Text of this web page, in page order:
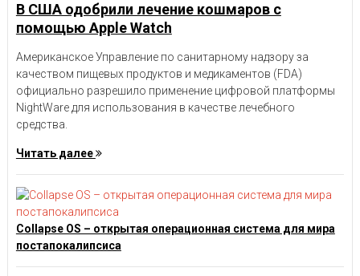
В США одобрили лечение кошмаров с
помощью Apple Watch
Американское Управление по санитарному надзору за
качеством пищевых продуктов и медикаментов (FDA)
официально разрешило применение цифровой платформы
NightWare для использования в качестве лечебного
средства.
Читать далее
Collapse OS – открытая операционная система для мира
постапокалипсиса